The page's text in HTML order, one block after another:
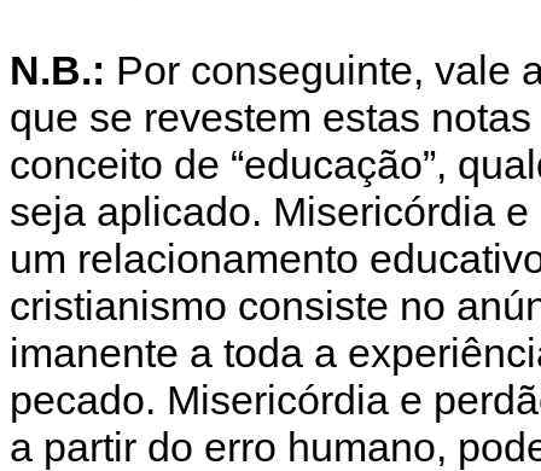
N.B.: Por conseguinte, vale
que se revestem estas
conceito de “educação”,
seja aplicado. Misericórdia
um relacionamento
cristianismo consiste no
imanente a toda a
pecado. Misericórdia e
a partir do erro humano,